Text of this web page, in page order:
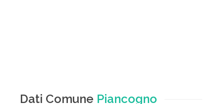
Dati Comune Piancogno